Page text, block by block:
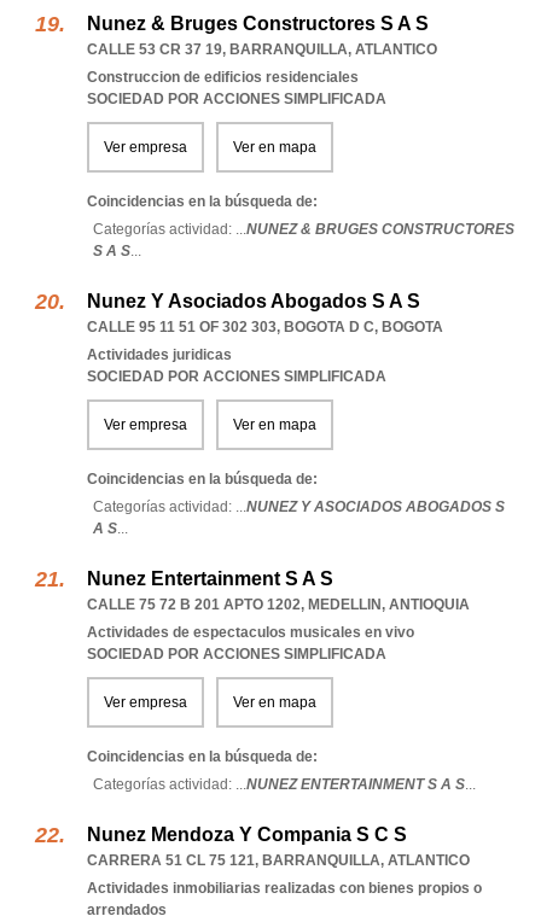
Nunez & Bruges Constructores S A S
CALLE 53 CR 37 19, BARRANQUILLA, ATLANTICO
Construccion de edificios residenciales
SOCIEDAD POR ACCIONES SIMPLIFICADA
Ver empresa Ver en mapa
Coincidencias en la búsqueda de:
Categorías actividad: ...NUNEZ & BRUGES CONSTRUCTORES
S A S...
Nunez Y Asociados Abogados S A S
CALLE 95 11 51 OF 302 303, BOGOTA D C, BOGOTA
Actividades juridicas
SOCIEDAD POR ACCIONES SIMPLIFICADA
Ver empresa Ver en mapa
Coincidencias en la búsqueda de:
Categorías actividad: ...NUNEZ Y ASOCIADOS ABOGADOS S
A S...
Nunez Entertainment S A S
CALLE 75 72 B 201 APTO 1202, MEDELLIN, ANTIOQUIA
Actividades de espectaculos musicales en vivo
SOCIEDAD POR ACCIONES SIMPLIFICADA
Ver empresa Ver en mapa
Coincidencias en la búsqueda de:
Categorías actividad: ...NUNEZ ENTERTAINMENT S A S...
Nunez Mendoza Y Compania S C S
CARRERA 51 CL 75 121, BARRANQUILLA, ATLANTICO
Actividades inmobiliarias realizadas con bienes propios o
arrendados